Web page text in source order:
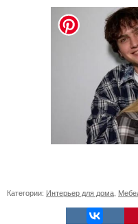
Категории: Интерьер для дома